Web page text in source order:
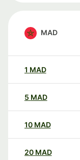
MAD
1 MAD
5 MAD
10 MAD
20 MAD